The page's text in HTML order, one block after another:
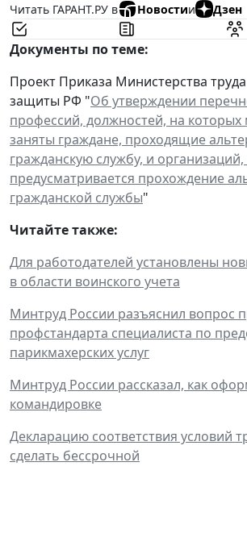
Читать ГАРАНТ.РУ в
Новостии Дзен
Документы по теме:
Проект Приказа Министерства
защиты РФ "Об утверждении
профессий, должностей, на которых
заняты граждане, проходящие
гражданскую службу, и организаций,
предусматривается прохождение
гражданской службы"
Читайте также:
Для работодателей установлены
в области воинского учета
Минтруд России разъяснил вопрос
профстандарта специалиста по
парикмахерских услуг
Минтруд России рассказал, как
командировке
Декларацию соответствия условий
сделать бессрочной